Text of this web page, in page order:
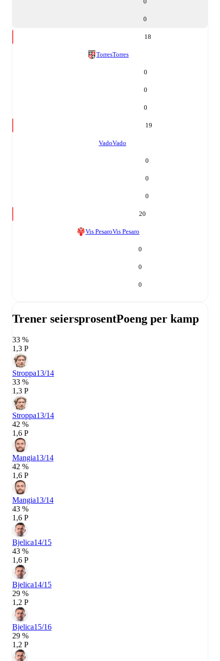
0
18
TorresTorres
0
0
0
19
VadoVado
0
0
0
20
Vis PesaroVis Pesaro
0
0
0
Trener seiersprosentPoeng per kamp
33 %
1,3 P
Stroppa13/14
33 %
1,3 P
Stroppa13/14
42 %
1,6 P
Mangia13/14
42 %
1,6 P
Mangia13/14
43 %
1,6 P
Bjelica14/15
43 %
1,6 P
Bjelica14/15
29 %
1,2 P
Bjelica15/16
29 %
1,2 P